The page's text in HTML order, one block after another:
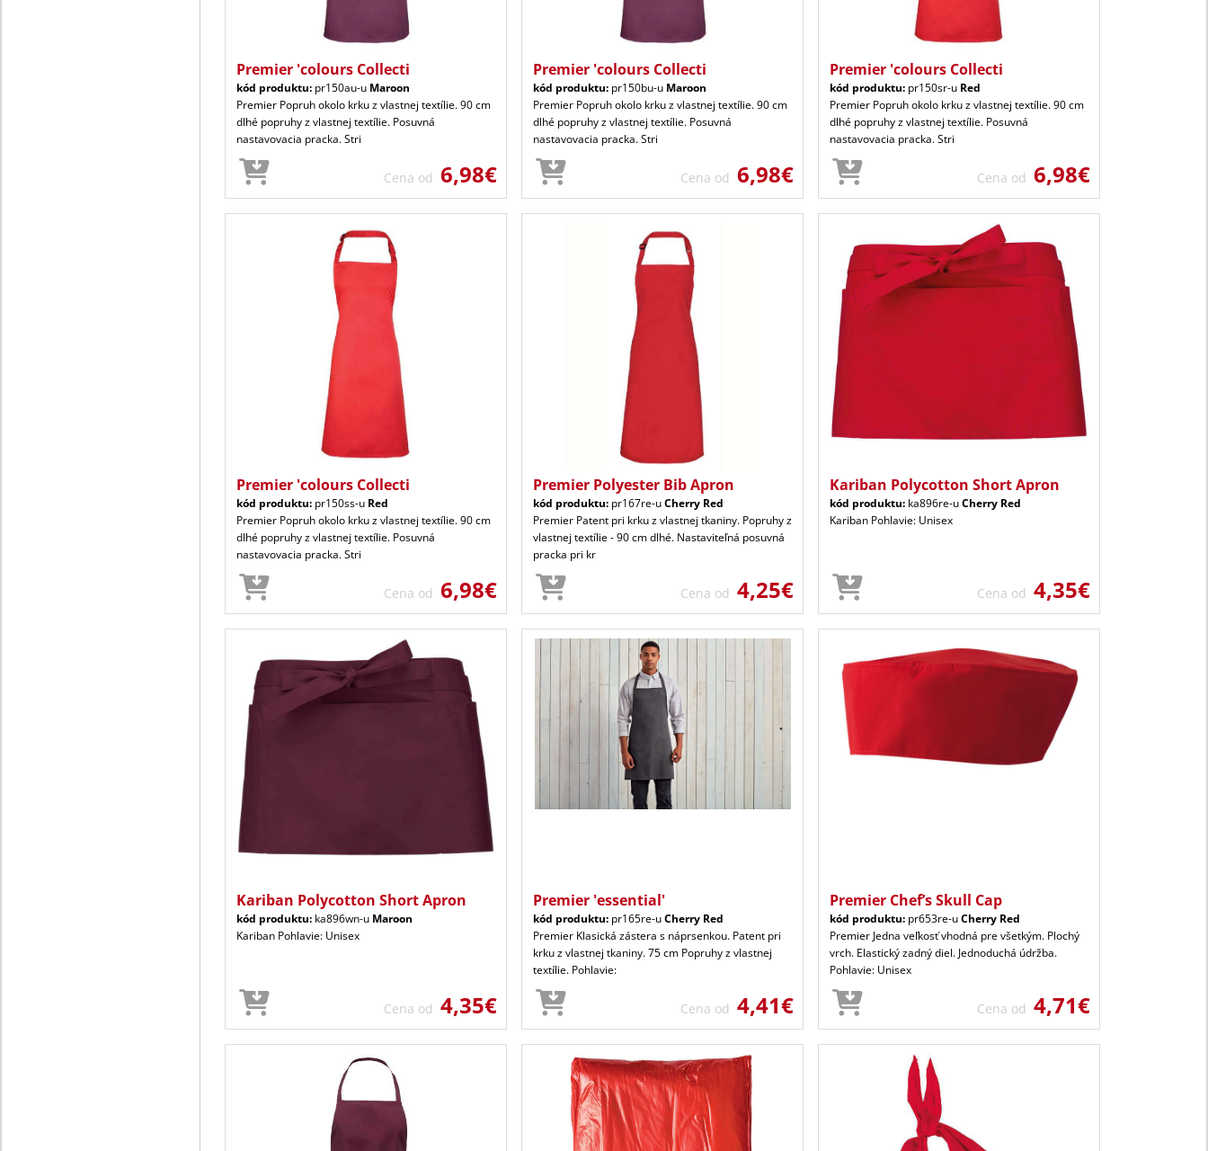
Premier 'colours Collecti
kód produktu: pr150au-u Maroon
Premier Popruh okolo krku z vlastnej textílie. 90 cm
dlhé popruhy z vlastnej textílie. Posuvná
nastavovacia pracka. Stri
Cena od 6,98€
Premier 'colours Collecti
kód produktu: pr150bu-u Maroon
Premier Popruh okolo krku z vlastnej textílie. 90 cm
dlhé popruhy z vlastnej textílie. Posuvná
nastavovacia pracka. Stri
Cena od 6,98€
Premier 'colours Collecti
kód produktu: pr150sr-u Red
Premier Popruh okolo krku z vlastnej textílie. 90 cm
dlhé popruhy z vlastnej textílie. Posuvná
nastavovacia pracka. Stri
Cena od 6,98€
Premier 'colours Collecti
kód produktu: pr150ss-u Red
Premier Popruh okolo krku z vlastnej textílie. 90 cm
dlhé popruhy z vlastnej textílie. Posuvná
nastavovacia pracka. Stri
Cena od 6,98€
Premier Polyester Bib Apron
kód produktu: pr167re-uCherry Red
Premier Patent pri krku z vlastnej tkaniny. Popruhy z
vlastnej textílie - 90 cm dlhé. Nastaviteľná posuvná
pracka pri kr
Cena od 4,25€
Kariban Polycotton Short Apron
kód produktu: ka896re-uCherry Red
Kariban Pohlavie: Unisex
Cena od 4,35€
Kariban Polycotton Short Apron
kód produktu: ka896wn-u Maroon
Kariban Pohlavie: Unisex
Cena od 4,35€
Premier 'essential'
kód produktu: pr165re-uCherry Red
Premier Klasická zástera s náprsenkou. Patent pri
krku z vlastnej tkaniny. 75 cm Popruhy z vlastnej
textílie. Pohlavie:
Cena od 4,41€
Premier Chef’s Skull Cap
kód produktu: pr653re-uCherry Red
Premier Jedna veľkosť vhodná pre všetkým. Plochý
vrch. Elastický zadný diel. Jednoduchá údržba.
Pohlavie: Unisex
Cena od 4,71€